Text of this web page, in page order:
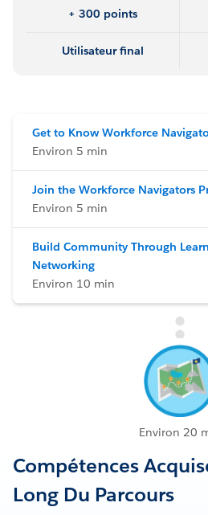
+ 300 points
Utilisateur final
Get to Know Workforce
Environ 5 min
Join the Workforce Navigators
Environ 5 min
Build Community Through
Networking
Environ 10 min
Environ 20
Compétences
Long Du Parcours